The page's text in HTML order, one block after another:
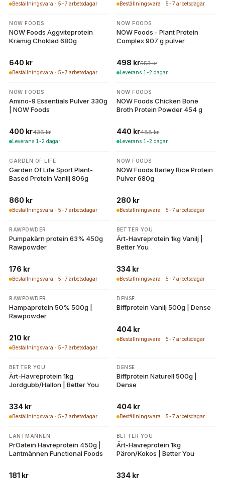
Beställningsvara · 5-7 arbetsdagar Beställningsvara · 5-7 arbetsdagar
NOW FOODS
NOW Foods Äggviteprotein
Krämig Choklad 680g
640 kr
Beställningsvara · 5-7 arbetsdagar
-10%
NOW FOODS
NOW Foods - Plant Protein
Complex 907 g pulver
498 kr553 kr
Leverans 1-2 dagar
-8 %
NOW FOODS
Amino-9 Essentials Pulver 330g
| NOW Foods
400 kr436 kr
Leverans 1-2 dagar
-10%
NOW FOODS
NOW Foods Chicken Bone
Broth Protein Powder 454 g
440 kr488 kr
Leverans 1-2 dagar
GARDEN OF LIFE
Garden Of Life Sport Plant-
Based Protein Vanilj 806g
860 kr
Beställningsvara · 5-7 arbetsdagar
NOW FOODS
NOW Foods Barley Rice Protein
Pulver 680g
280 kr
Beställningsvara · 5-7 arbetsdagar
RAWPOWDER
Pumpakärn protein 63% 450g
Rawpowder
176 kr
Beställningsvara · 5-7 arbetsdagar
BETTER YOU
Ärt-Havreprotein 1kg Vanilj |
Better You
334 kr
Beställningsvara · 5-7 arbetsdagar
RAWPOWDER
Hampaprotein 50% 500g |
Rawpowder
210 kr
Beställningsvara · 5-7 arbetsdagar
DENSE
Biffprotein Vanilj 500g | Dense
404 kr
Beställningsvara · 5-7 arbetsdagar
BETTER YOU
Ärt-Havreprotein 1kg
Jordgubb/Hallon | Better You
334 kr
Beställningsvara · 5-7 arbetsdagar
DENSE
Biffprotein Naturell 500g |
Dense
404 kr
Beställningsvara · 5-7 arbetsdagar
LANTMÄNNEN
PrOatein Havreprotein 450g |
Lantmännen Functional Foods
181 kr
BETTER YOU
Ärt-Havreprotein 1kg
Päron/Kokos | Better You
334 kr